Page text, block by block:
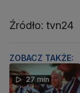
Źródło: tvn24
ZOBACZ TAKŻE:
27 min